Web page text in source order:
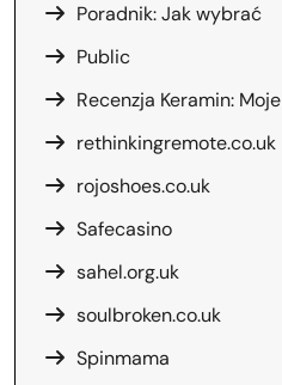
Poradnik: Jak wybrać
Public
Recenzja Keramin: Moje
rethinkingremote.co.uk
rojoshoes.co.uk
Safecasino
sahel.org.uk
soulbroken.co.uk
Spinmama